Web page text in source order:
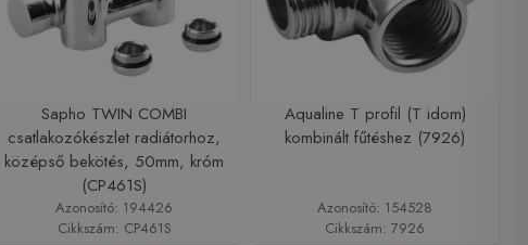
Sapho TWIN COMBI
csatlakozókészlet radiátorhoz,
középső bekötés, 50mm, króm
(CP461S)
Azonosító: 194426
Cikkszám: CP461S
Aqualine T profil (T idom)
kombinált fűtéshez (7926)
Azonosító: 154528
Cikkszám: 7926